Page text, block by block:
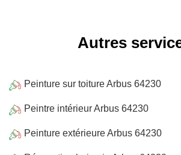
Autres
Peinture sur toiture Arbus 64230
Peintre intérieur Arbus 64230
Peinture extérieure Arbus 64230